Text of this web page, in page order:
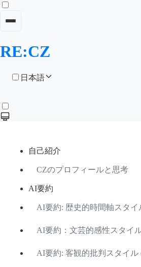
RE:CZ
日本語
自己紹介
CZのプロフィールと思考
AI要約
AI要約: 歴史的時間軸スタイ
AI要約：文芸的感性スタイ
AI要約: 客観的批判スタイル